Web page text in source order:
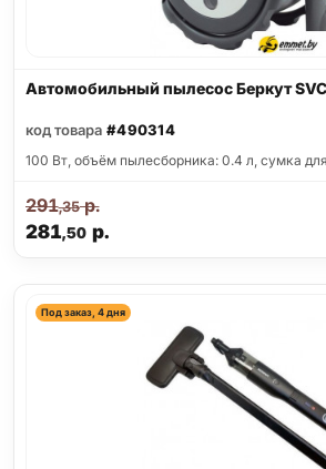
Автомобильный пылесос Беркут
код товара #490314
100 Вт, объём пылесборника: 0.4 л, сумка
281,50р.
291,35р.
Под заказ, 4 дня